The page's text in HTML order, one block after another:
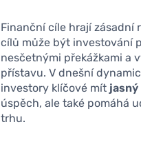
Finanční cíle hrají zásadní
cílů může být investování
nesčetnými překážkami a
přístavu. V dnešní
investory klíčové mít jasný
úspěch, ale také pomáhá
trhu.